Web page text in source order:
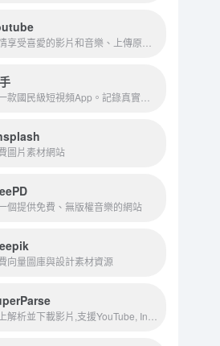
圖片素材網站
個提供免費、無版權音樂的網站
向量圖庫與設計素材資源